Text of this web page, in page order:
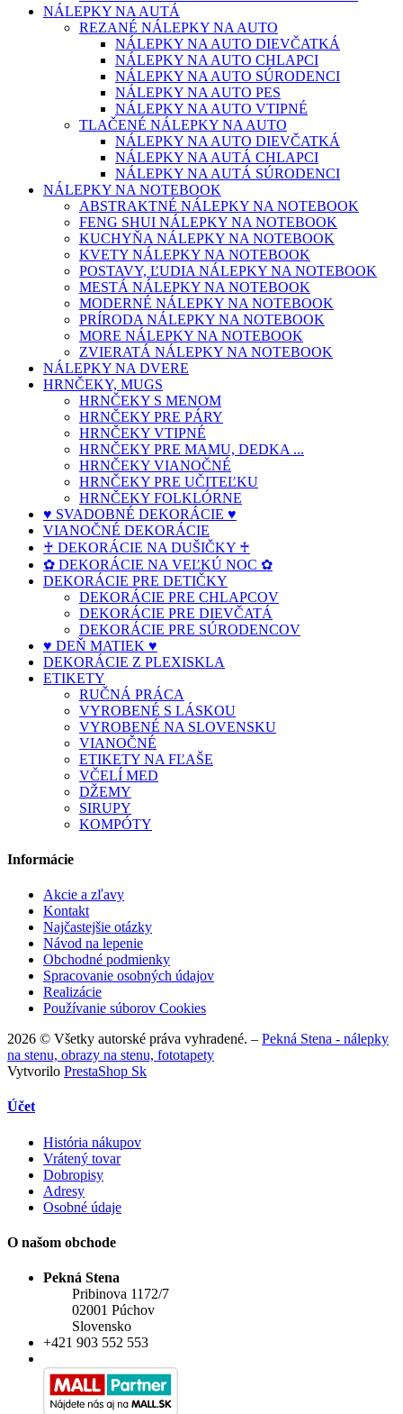
NÁLEPKY NA AUTÁ
REZANÉ NÁLEPKY NA AUTO
NÁLEPKY NA AUTO DIEVČATKÁ
NÁLEPKY NA AUTO CHLAPCI
NÁLEPKY NA AUTO SÚRODENCI
NÁLEPKY NA AUTO PES
NÁLEPKY NA AUTO VTIPNÉ
TLAČENÉ NÁLEPKY NA AUTO
NÁLEPKY NA AUTO DIEVČATKÁ
NÁLEPKY NA AUTÁ CHLAPCI
NÁLEPKY NA AUTÁ SÚRODENCI
NÁLEPKY NA NOTEBOOK
ABSTRAKTNÉ NÁLEPKY NA NOTEBOOK
FENG SHUI NÁLEPKY NA NOTEBOOK
KUCHYŇA NÁLEPKY NA NOTEBOOK
KVETY NÁLEPKY NA NOTEBOOK
POSTAVY, ĽUDIA NÁLEPKY NA NOTEBOOK
MESTÁ NÁLEPKY NA NOTEBOOK
MODERNÉ NÁLEPKY NA NOTEBOOK
PRÍRODA NÁLEPKY NA NOTEBOOK
MORE NÁLEPKY NA NOTEBOOK
ZVIERATÁ NÁLEPKY NA NOTEBOOK
NÁLEPKY NA DVERE
HRNČEKY, MUGS
HRNČEKY S MENOM
HRNČEKY PRE PÁRY
HRNČEKY VTIPNÉ
HRNČEKY PRE MAMU, DEDKA ...
HRNČEKY VIANOČNÉ
HRNČEKY PRE UČITEĽKU
HRNČEKY FOLKLÓRNE
♥ SVADOBNÉ DEKORÁCIE ♥
VIANOČNÉ DEKORÁCIE
♰ DEKORÁCIE NA DUŠIČKY ♰
✿ DEKORÁCIE NA VEĽKÚ NOC ✿
DEKORÁCIE PRE DETIČKY
DEKORÁCIE PRE CHLAPCOV
DEKORÁCIE PRE DIEVČATÁ
DEKORÁCIE PRE SÚRODENCOV
♥ DEŇ MATIEK ♥
DEKORÁCIE Z PLEXISKLA
ETIKETY
RUČNÁ PRÁCA
VYROBENÉ S LÁSKOU
VYROBENÉ NA SLOVENSKU
VIANOČNÉ
ETIKETY NA FĽAŠE
VČELÍ MED
DŽEMY
SIRUPY
KOMPÓTY
Informácie
Akcie a zľavy
Kontakt
Najčastejšie otázky
Návod na lepenie
Obchodné podmienky
Spracovanie osobných údajov
Realizácie
Používanie súborov Cookies
2026 © Všetky autorské práva vyhradené. – Pekná Stena - nálepky
na stenu, obrazy na stenu, fototapety
Vytvorilo PrestaShop Sk
Účet
História nákupov
Vrátený tovar
Dobropisy
Adresy
Osobné údaje
O našom obchode
Pekná Stena
Pribinova 1172/7
02001 Púchov
Slovensko
+421 903 552 553